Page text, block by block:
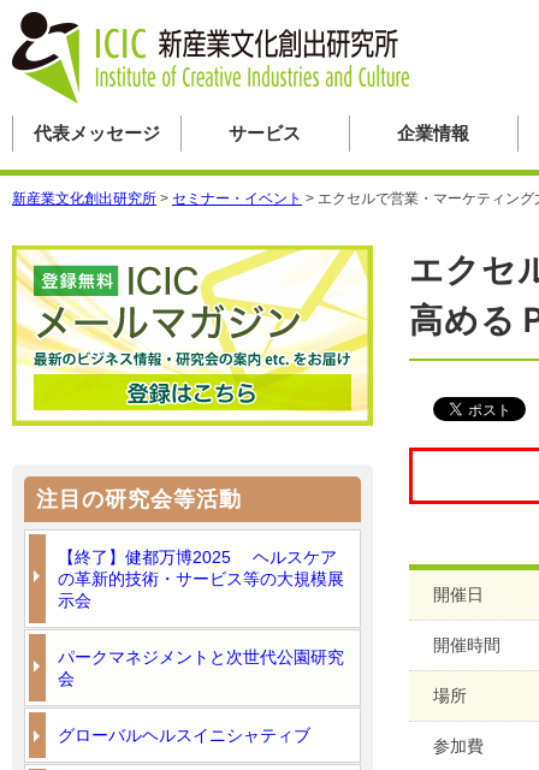
代表メッセージ サービス 企業情報
新産業文化創出研究所 > セミナー・イベント > エクセルで営業・マーケティン
エクセ
高める
開催日
開催時間
場所
参加費
注目の研究会等活動
【終了】健都万博2025 ヘルスケア
の革新的技術・サービス等の大規模展
示会
パークマネジメントと次世代公園研究
会
グローバルヘルスイニシャティブ